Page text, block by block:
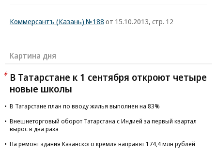
Коммерсантъ (Казань) №188 от 15.10.2013, стр. 12
Картина дня
В Татарстане к 1 сентября откроют четыре
новые школы
В Татарстане план по вводу жилья выполнен на 83%
Внешнеторговый оборот Татарстана с Индией за первый квартал
вырос в два раза
На ремонт здания Казанского кремля направят 174,4 млн рублей